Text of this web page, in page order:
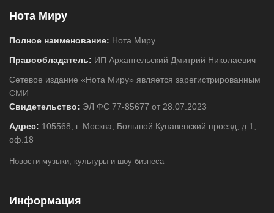
Нота Миру
Полное наименование: Нота Миру
Правообладатель: ИП Архангельский Дмитрий Николаевич
Сетевое издание «Нота Миру» является зарегистрированным
СМИ
Свидетельство: ЭЛ ФС 77-85677 от 28.07.2023
Адрес: 105568, г. Москва, Большой Купавенский проезд, д.1,
оф.18
Новости музыки, культуры и шоу-бизнеса
Информация